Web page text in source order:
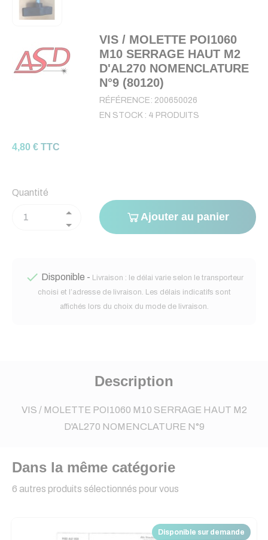
VIS / MOLETTE POI1060
M10 SERRAGE HAUT M2
D'AL270 NOMENCLATURE
N°9 (80120)
RÉFÉRENCE: 200650026
EN STOCK : 4 PRODUITS
4,80 € TTC
Quantité
Ajouter au panier
 Disponible - Livraison : le délai varie selon le transporteur
choisi et l’adresse de livraison. Les délais indicatifs sont
affichés lors du choix du mode de livraison.
Description
VIS / MOLETTE POI1060 M10 SERRAGE HAUT M2
D'AL270 NOMENCLATURE N°9
Dans la même catégorie
6 autres produits sélectionnés pour vous
Disponible sur demande